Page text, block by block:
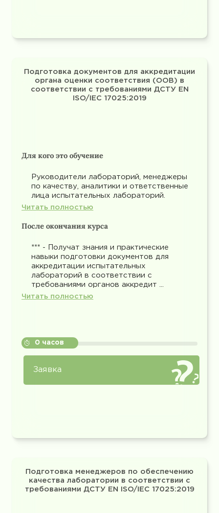
Подготовка документов для аккредитации
органа оценки соответствия (ООВ) в
соответствии с требованиями ДСТУ EN
ISO/IEC 17025:2019
Для кого это обучение
Руководители лабораторий, менеджеры
по качеству, аналитики и ответственные
лица испытательных лабораторий.
Читать полностью
После окончания курса
*** - Получат знания и практические
навыки подготовки документов для
аккредитации испытательных
лабораторий в соответствии с
требованиями органов аккредит ...
Читать полностью
0 часов
Заявка
Подготовка менеджеров по обеспечению
качества лаборатории в соответствии с
требованиями ДСТУ EN ISO/IEC 17025:2019